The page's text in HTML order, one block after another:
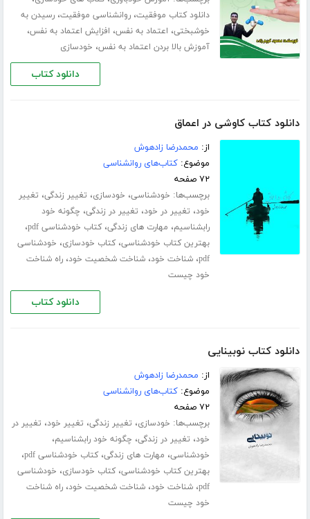
دانلود کتاب موفقیت،روانشناسی موفقیت،رسیدن به
خوشبختی، اعتماد به نفس، افزایش اعتماد به نفس،
آموزش بالا بردن اعتماد به نفس، خودسازی
دانلود کتاب
دانلود کتاب کاوشی در اعماق
از: محمدرضا زادهوش
موضوع:کتاب‌های روانشناسی
۷۲ صفحه
برچسب‌ها: خودشناسی، خودسازی، تغییر زندگی، تغییر
خود، تغییر در خود، تغییر در زندگی، چگونه خود
رابشناسیم، مهارت های زندگی،کتاب خودشناسی pdf ،
بهترین کتاب خودشناسی،کتاب خودسازی، خودشناسی
pdf،شناخت خود،شناخت شخصیت خود،راه شناخت
خود چیست
دانلود کتاب
دانلود کتاب نوبینایی
از: محمدرضا زادهوش
موضوع:کتاب‌های روانشناسی
۷۲ صفحه
برچسب‌ها: خودسازی، تغییر زندگی، تغییر خود، تغییر در
خود، تغییر در زندگی، چگونه خود رابشناسیم،
خودشناسی، مهارت های زندگی،کتاب خودشناسی pdf ،
بهترین کتاب خودشناسی،کتاب خودسازی، خودشناسی
pdf،شناخت خود،شناخت شخصیت خود،راه شناخت
خود چیست